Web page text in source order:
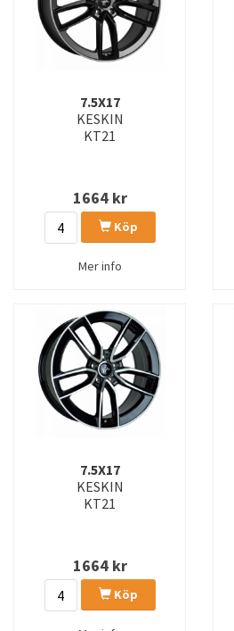
7.5X17
KESKIN
KT21
1664kr
Köp
Mer info
7.5X17
KESKIN
KT21
1664kr
Köp